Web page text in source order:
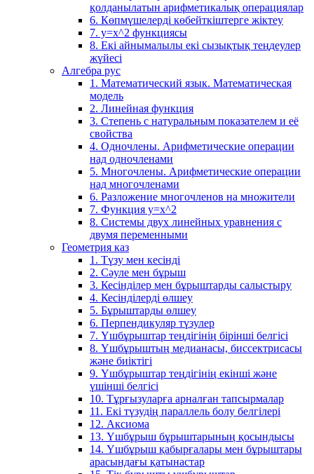
қолданылатын арифметикалық операциялар
6. Көпмүшелерді көбейткіштерге жіктеу
7. у=х^2 функциясы
8. Екі айнымалылы екі сызықтық теңдеулер
жүйесі
Алгебра рус
1. Математический язык. Математическая
модель
2. Линейная функция
3. Степень с натуральным показателем и её
свойства
4. Одночлены. Арифметические операции
над одночленами
5. Многочлены. Арифметические операции
над многочленами
6. Разложение многочленов на множители
7. Функция y=x^2
8. Системы двух линейных уравнения с
двумя переменными
Геометрия каз
1. Түзу мен кесінді
2. Сәуле мен бұрыш
3. Кесінділер мен бұрыштарды салыстыру
4. Кесінділерді өлшеу
5. Бұрыштарды өлшеу
6. Перпендикуляр түзулер
7. Үшбұрыштар теңдігінің бірінші белгісі
8. Үшбұрыштың медианасы, биссектрисасы
және биіктігі
9. Үшбұрыштар теңдігінің екінші және
үшінші белгісі
10. Тұрғызуларға арналған тапсырмалар
11. Екі түзудің параллель болу белгілері
12. Аксиома
13. Үшбұрыш бұрыштарының қосындысы
14. Үшбұрыш қабырғалары мен бұрыштары
арасындағы қатынастар